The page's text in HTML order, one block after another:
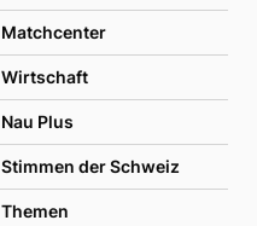
Matchcenter
Wirtschaft
Nau Plus
Stimmen der Schweiz
Themen